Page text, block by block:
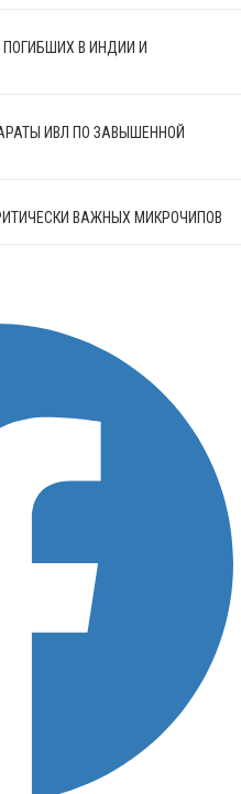
В ИНДИИ И
ИВЛ ПО ЗАВЫШЕННОЙ
ВАЖНЫХ МИКРОЧИПОВ